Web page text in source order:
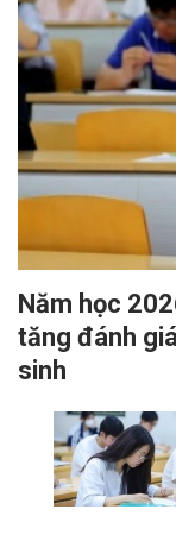
Năm học
tăng đánh
sinh